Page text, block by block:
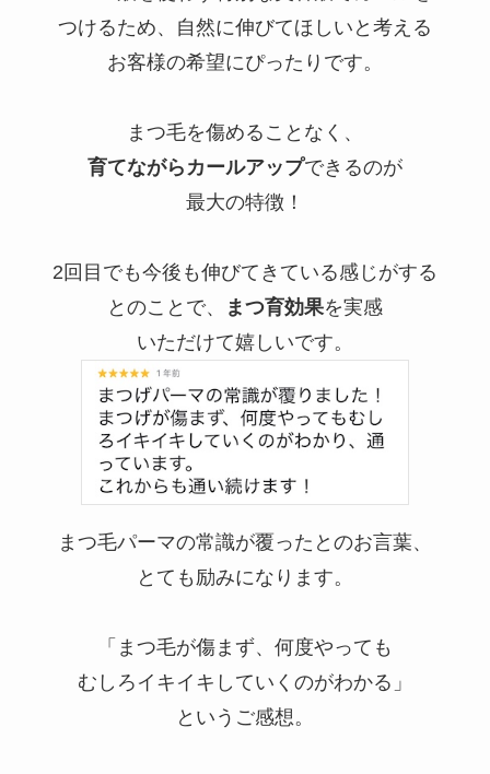
つけるため、自然に伸びてほしいと考える
お客様の希望にぴったりです。
まつ毛を傷めることなく、
育てながらカールアップできるのが
最大の特徴！
2回目でも今後も伸びてきている感じがする
とのことで、
まつ育効果を実感
いただけて嬉しいです。
まつ毛パーマの常識が覆ったとのお言葉、
とても励みになります。
「まつ毛が傷まず、何度やっても
むしろイキイキしていくのがわかる」
というご感想。